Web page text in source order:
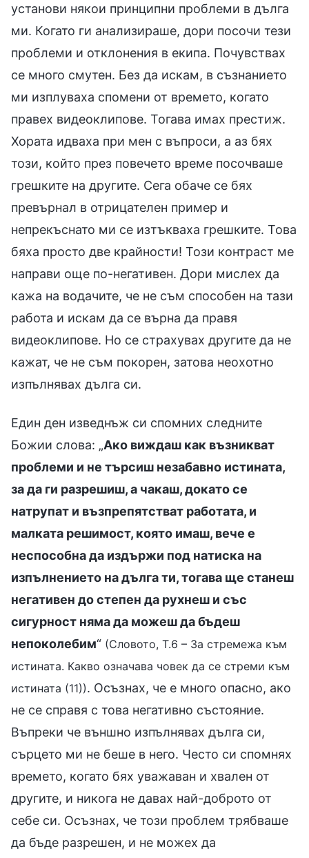
установи някои принципни проблеми в дълга
ми. Когато ги анализираше, дори посочи тези
проблеми и отклонения в екипа. Почувствах
се много смутен. Без да искам, в съзнанието
ми изплуваха спомени от времето, когато
правех видеоклипове. Тогава имах престиж.
Хората идваха при мен с въпроси, а аз бях
този, който през повечето време посочваше
грешките на другите. Сега обаче се бях
превърнал в отрицателен пример и
непрекъснато ми се изтъкваха грешките. Това
бяха просто две крайности! Този контраст ме
направи още по-негативен. Дори мислех да
кажа на водачите, че не съм способен на тази
работа и искам да се върна да правя
видеоклипове. Но се страхувах другите да не
кажат, че не съм покорен, затова неохотно
изпълнявах дълга си.
Един ден изведнъж си спомних следните
Божии слова: „Ако виждаш как възникват
проблеми и не търсиш незабавно истината,
за да ги разрешиш, а чакаш, докато се
натрупат и възпрепятстват работата, и
малката решимост, която имаш, вече е
неспособна да издържи под натиска на
изпълнението на дълга ти, тогава ще станеш
негативен до степен да рухнеш и със
сигурност няма да можеш да бъдеш
непоколебим“ (Словото, Т.6 – За стремежа към
истината. Какво означава човек да се стреми към
истината (11)). Осъзнах, че е много опасно, ако
не се справя с това негативно състояние.
Въпреки че външно изпълнявах дълга си,
сърцето ми не беше в него. Често си спомнях
времето, когато бях уважаван и хвален от
другите, и никога не давах най-доброто от
себе си. Осъзнах, че този проблем трябваше
да бъде разрешен, и не можех да